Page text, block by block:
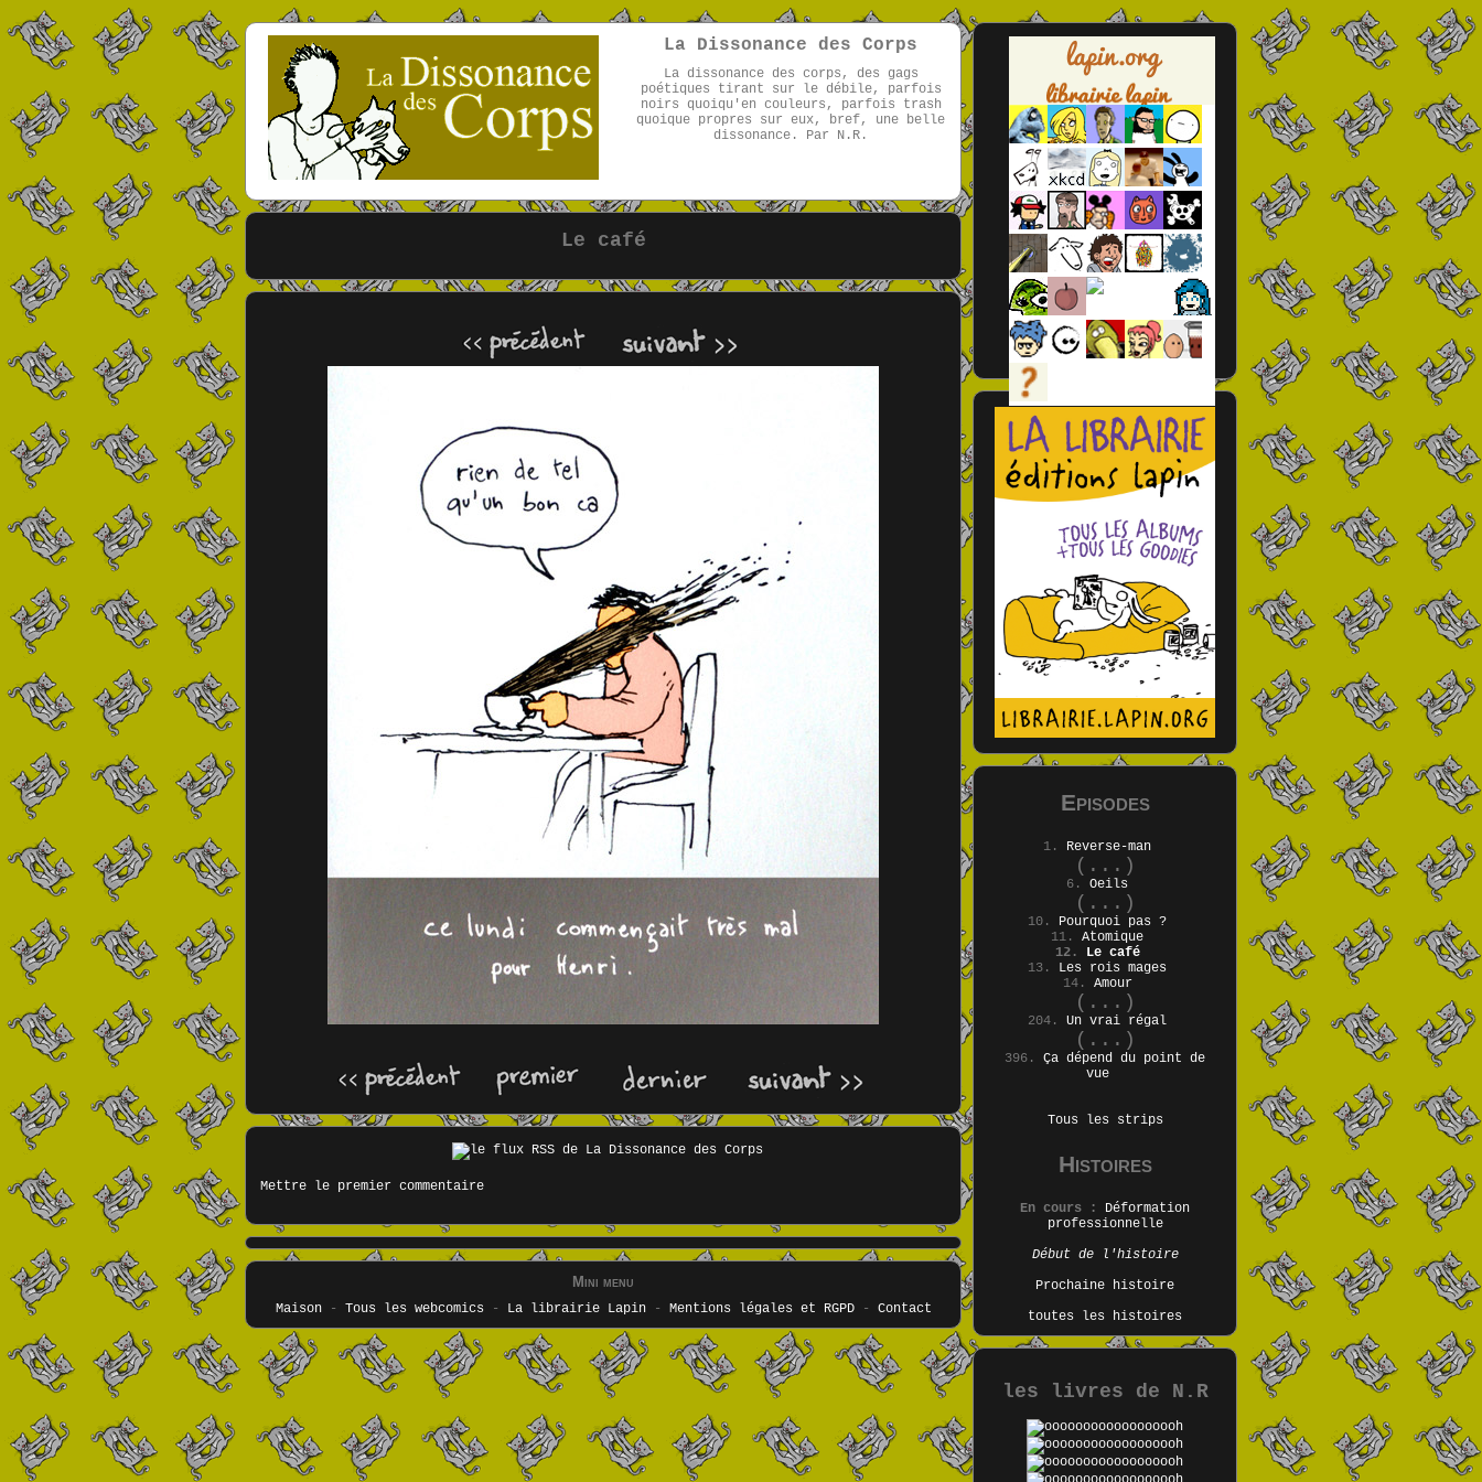
La Dissonance des Corps
La dissonance des corps, des gags
poétiques tirant sur le débile, parfois
noirs quoiqu'en couleurs, parfois trash
quoique propres sur eux, bref, une belle
dissonance. Par N.R.
Le café
Mettre le premier commentaire
Mini menu
Maison- Tous les webcomics - La librairie Lapin- Mentions légales et RGPD- Contact
Episodes
1. Reverse-man
(...)
6. Oeils
(...)
10. Pourquoi pas ?
11. Atomique
12.
Le café
13. Les rois mages
14. Amour
(...)
204. Un vrai régal
(...)
396. Ça dépend du point de
vue
Tous les strips
Histoires
En cours :
Déformation
professionnelle
Début de l'histoire
Prochaine histoire
toutes les histoires
les livres de N.R